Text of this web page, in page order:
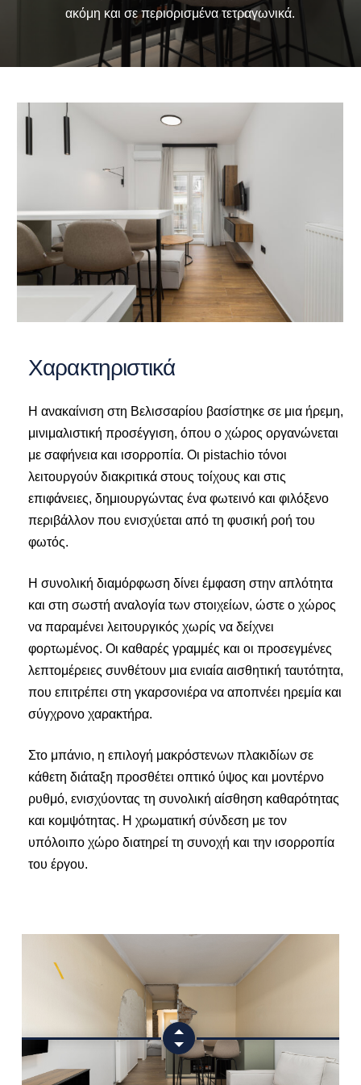
ακόμη και σε περιορισμένα τετραγωνικά.
Χαρακτηριστικά
Η ανακαίνιση στη Βελισσαρίου βασίστηκε σε μια ήρεμη,
μινιμαλιστική προσέγγιση, όπου ο χώρος οργανώνεται
με σαφήνεια και ισορροπία. Οι pistachio τόνοι
λειτουργούν διακριτικά στους τοίχους και στις
επιφάνειες, δημιουργώντας ένα φωτεινό και φιλόξενο
περιβάλλον που ενισχύεται από τη φυσική ροή του
φωτός.
Η συνολική διαμόρφωση δίνει έμφαση στην απλότητα
και στη σωστή αναλογία των στοιχείων, ώστε ο χώρος
να παραμένει λειτουργικός χωρίς να δείχνει
φορτωμένος. Οι καθαρές γραμμές και οι προσεγμένες
λεπτομέρειες συνθέτουν μια ενιαία αισθητική ταυτότητα,
που επιτρέπει στη γκαρσονιέρα να αποπνέει ηρεμία και
σύγχρονο χαρακτήρα.
Στο μπάνιο, η επιλογή μακρόστενων πλακιδίων σε
κάθετη διάταξη προσθέτει οπτικό ύψος και μοντέρνο
ρυθμό, ενισχύοντας τη συνολική αίσθηση καθαρότητας
και κομψότητας. Η χρωματική σύνδεση με τον
υπόλοιπο χώρο διατηρεί τη συνοχή και την ισορροπία
του έργου.